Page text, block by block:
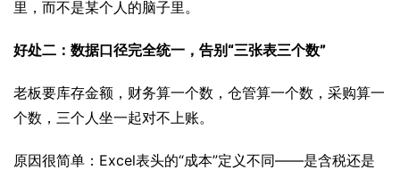
里，而不是某个人的脑子里。
好处二：数据口径完全统一，告别“三张表三个数”
老板要库存金额，财务算一个数，仓管算一个数，采购算一
个数，三个人坐一起对不上账。
原因很简单：Excel表头的“成本”定义不同——是含税还是